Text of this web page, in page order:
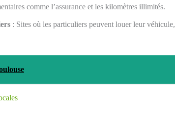
comme l’assurance et les kilomètres illimités.
: Sites où les particuliers peuvent louer leur véhicule,